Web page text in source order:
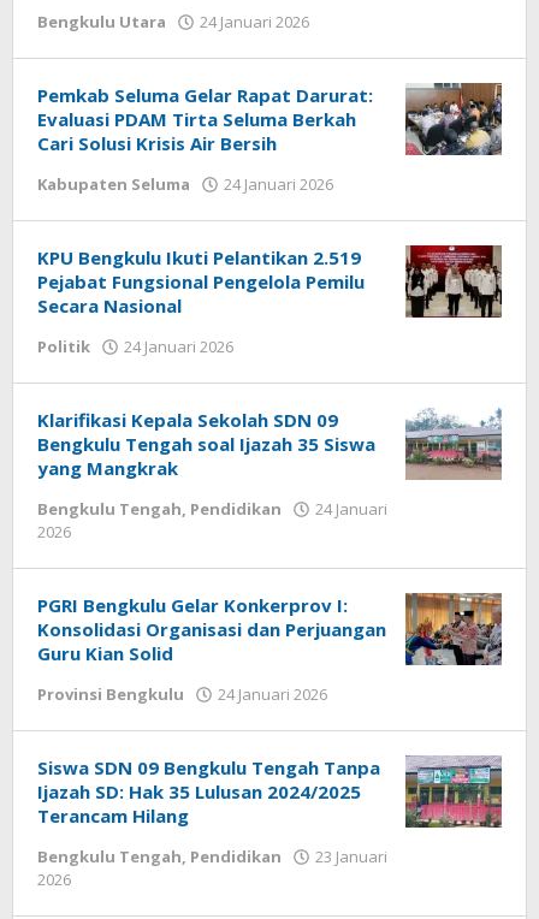
Bengkulu Utara 24 Januari 2026
Pemkab Seluma Gelar Rapat Darurat:
Evaluasi PDAM Tirta Seluma Berkah
Cari Solusi Krisis Air Bersih
Kabupaten Seluma 24 Januari 2026
KPU Bengkulu Ikuti Pelantikan 2.519
Pejabat Fungsional Pengelola Pemilu
Secara Nasional
Politik 24 Januari 2026
Klarifikasi Kepala Sekolah SDN 09
Bengkulu Tengah soal Ijazah 35 Siswa
yang Mangkrak
Bengkulu Tengah, Pendidikan
24 Januari
2026
PGRI Bengkulu Gelar Konkerprov I:
Konsolidasi Organisasi dan Perjuangan
Guru Kian Solid
Provinsi Bengkulu 24 Januari 2026
Siswa SDN 09 Bengkulu Tengah Tanpa
Ijazah SD: Hak 35 Lulusan 2024/2025
Terancam Hilang
Bengkulu Tengah, Pendidikan
23 Januari
2026